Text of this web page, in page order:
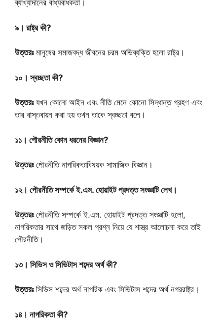
ব্যাখ্যাদানের বাধ্যবাধকতা।
৯। রাষ্ট্র কী?
উত্তরঃমানুষের সমাজবদ্ধ জীবনের চরম অভিব্যক্তি হলো রাষ্ট্র।
১০। স্বচ্ছতা কী?
উত্তরঃযখন কোনো আইন এবং নীতি মেনে কোনো সিদ্ধান্ত গ্রহণ এবং
তার বাস্তবায়ন করা হয় তখন তাকে স্বচ্ছতা বলে।
১১। পৌরনীতি কোন ধরনের বিজ্ঞান?
উত্তরঃপৌরনীতি নাগরিকতাবিষয়ক সামাজিক বিজ্ঞান।
১২। পৌরনীতি সম্পর্কে ই.এম. হোয়াইট প্রদত্ত সংজ্ঞাটি লেখ।
উত্তরঃপৌরনীতি সম্পর্কে ই.এম. হোয়াইট প্রদত্ত সংজ্ঞাটি হলো,
নাগরিকতার সাথে জড়িত সকল প্রশ্ন নিয়ে যে শাস্ত্র আলোচনা করে তাই
পৌরনীতি।
১৩। সিভিস ও সিভিটাস শব্দের অর্থ কী?
উত্তরঃসিভিস শব্দের অর্থ নাগরিক এবং সিভিটাস শব্দের অর্থ নগররাষ্ট্র।
১৪। নাগরিকতা কী?